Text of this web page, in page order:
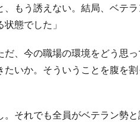
もう誘えない。結局、ベテラ
態でした」
、今の職場の環境をどう思
いか。そういうことを腹を
。それでも全員がベテラン勢